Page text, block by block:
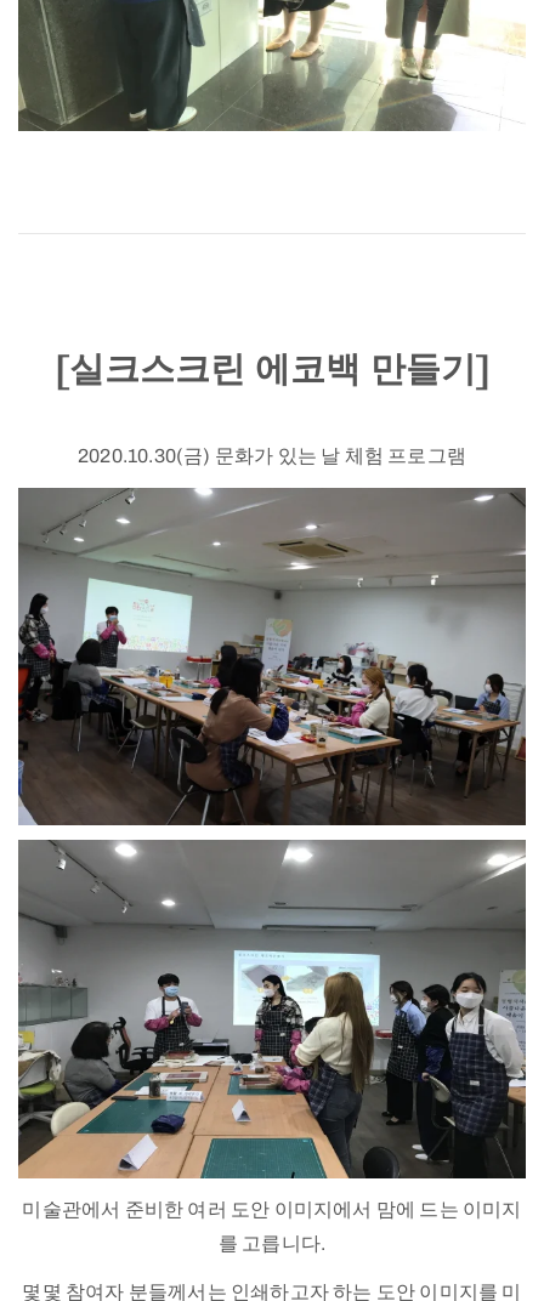
[실크스크린 에코백 만들기]
2020.10.30(금) 문화가 있는 날 체험 프로그램
미술관에서 준비한 여러 도안 이미지에서 맘에 드는 이미지
를 고릅니다.
몇몇 참여자 분들께서는 인쇄하고자 하는 도안 이미지를 미